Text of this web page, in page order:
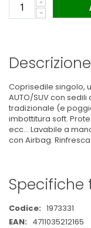
Descrizione
Coprisedile singolo,
AUTO/SUV con
tradizionale (e
imbottitura soft.
ecc... Lavabile a
con Airbag.
Specifiche
Maggiori
Informazioni
1973331
4711035212165